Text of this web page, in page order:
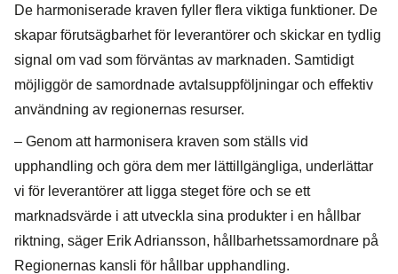
De harmoniserade kraven fyller flera viktiga funktioner. De
skapar förutsägbarhet för leverantörer och skickar en tydlig
signal om vad som förväntas av marknaden. Samtidigt
möjliggör de samordnade avtalsuppföljningar och effektiv
användning av regionernas resurser.
– Genom att harmonisera kraven som ställs vid
upphandling och göra dem mer lättillgängliga, underlättar
vi för leverantörer att ligga steget före och se ett
marknadsvärde i att utveckla sina produkter i en hållbar
riktning, säger Erik Adriansson, hållbarhetssamordnare på
Regionernas kansli för hållbar upphandling.